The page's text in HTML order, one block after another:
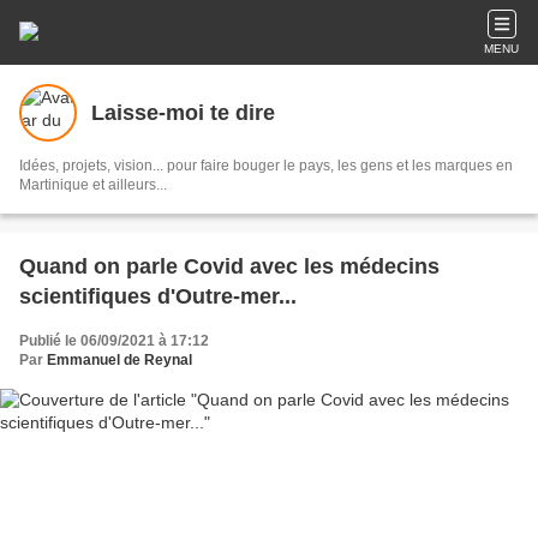
MENU
Laisse-moi te dire
Idées, projets, vision... pour faire bouger le pays, les gens et les marques en
Martinique et ailleurs...
Quand on parle Covid avec les médecins
scientifiques d'Outre-mer...
Publié le 06/09/2021 à 17:12
Par Emmanuel de Reynal